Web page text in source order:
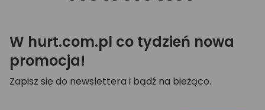
W hurt.com.pl co tydzień nowa
promocja!
Zapisz się do newslettera i bądź na bieżąco.